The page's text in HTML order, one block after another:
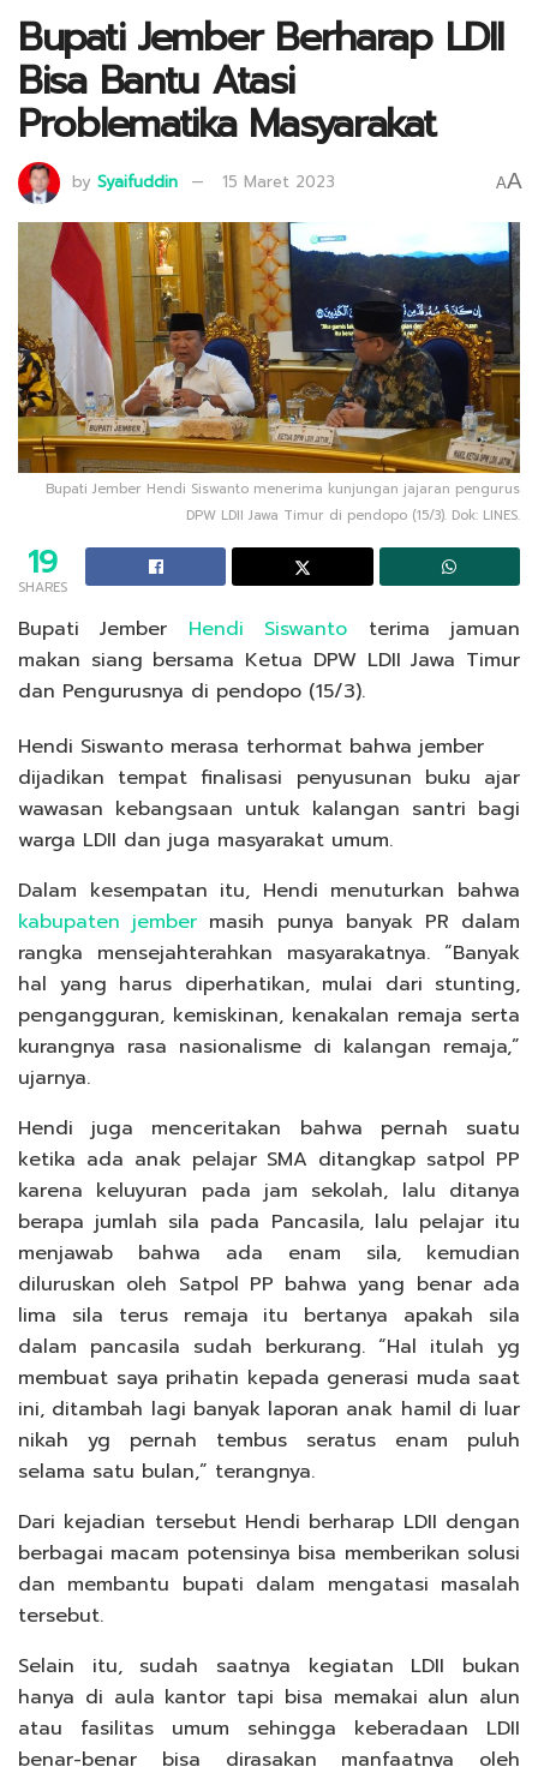
Bupati Jember Berharap LDII
Bisa Bantu Atasi
Problematika Masyarakat
by Syaifuddin 15 Maret 2023 AA
Bupati Jember Hendi Siswanto menerima kunjungan jajaran pengurus
DPW LDII Jawa Timur di pendopo (15/3). Dok: LINES.
19
SHARES
Bupati Jember Hendi Siswanto terima jamuan
makan siang bersama Ketua DPW LDII Jawa Timur
dan Pengurusnya di pendopo (15/3).
Hendi Siswanto merasa terhormat bahwa jember
dijadikan tempat finalisasi penyusunan buku ajar
wawasan kebangsaan untuk kalangan santri bagi
warga LDII dan juga masyarakat umum.
Dalam kesempatan itu, Hendi menuturkan bahwa
kabupaten jember masih punya banyak PR dalam
rangka mensejahterahkan masyarakatnya. “Banyak
hal yang harus diperhatikan, mulai dari stunting,
pengangguran, kemiskinan, kenakalan remaja serta
kurangnya rasa nasionalisme di kalangan remaja,”
ujarnya.
Hendi juga menceritakan bahwa pernah suatu
ketika ada anak pelajar SMA ditangkap satpol PP
karena keluyuran pada jam sekolah, lalu ditanya
berapa jumlah sila pada Pancasila, lalu pelajar itu
menjawab bahwa ada enam sila, kemudian
diluruskan oleh Satpol PP bahwa yang benar ada
lima sila terus remaja itu bertanya apakah sila
dalam pancasila sudah berkurang. “Hal itulah yg
membuat saya prihatin kepada generasi muda saat
ini, ditambah lagi banyak laporan anak hamil di luar
nikah yg pernah tembus seratus enam puluh
selama satu bulan,” terangnya.
Dari kejadian tersebut Hendi berharap LDII dengan
berbagai macam potensinya bisa memberikan solusi
dan membantu bupati dalam mengatasi masalah
tersebut.
Selain itu, sudah saatnya kegiatan LDII bukan
hanya di aula kantor tapi bisa memakai alun alun
atau fasilitas umum sehingga keberadaan LDII
benar-benar bisa dirasakan manfaatnya oleh